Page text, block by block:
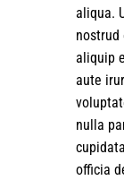
aliqua.
aliquip
aute
nulla
officia